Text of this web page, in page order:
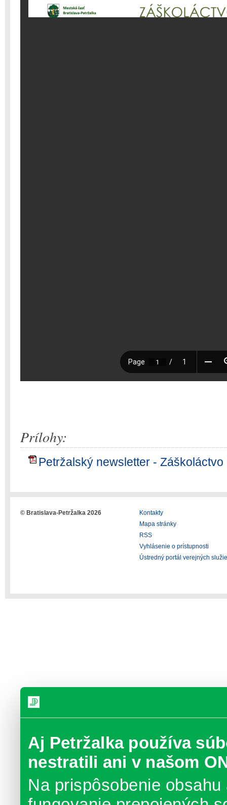
Aj Petržalka používa
nestratili ani v našom
Na prispôsobenie
Prílohy:
Petržalský newsletter - Záškoláctvo
© Bratislava-Petržalka 2026
Kontakty
Mapa stránky
RSS
Vyhlásenie o prístupnosti
Ústredný portál verejných